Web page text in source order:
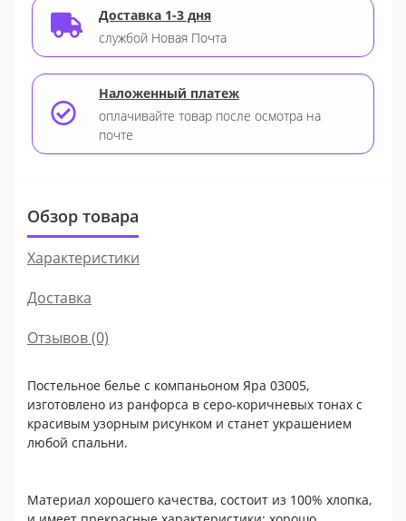
Доставка 1-3 дня
службой Новая Почта
Наложенный платеж
оплачивайте товар после осмотра на
почте
Обзор товара
Характеристики
Доставка
Отзывов (0)
Постельное белье с компаньоном Яра 03005,
изготовлено из ранфорса в серо-коричневых тонах с
красивым узорным рисунком и станет украшением
любой спальни.
Материал хорошего качества, состоит из 100% хлопка,